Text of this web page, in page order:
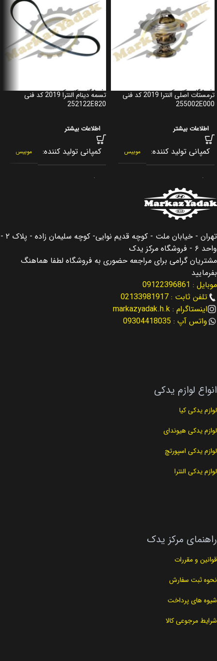
ترمستات اصلی النترا 2019 کد فنی
255002E000
اطلاعات بیشتر
کمپانی تولید کننده موبیس
برند
کشور سازنده کره جنوبی
اصالت کالا اصلی
مناسب برای النترا Elantra
مناسب برای سال 2019
نوع لوازم لوازم موتوری
تسمه دینام النترا 2019 کد فنی
252122E820
اطلاعات بیشتر
کمپانی تولید کننده موبیس
برند
اصالت کالا اصلی
مناسب برای
تهران - خیابان ملت - کوچه قدیم نوایی- کوچه سلیمان زاده - پلاک ۲ -
واحد ۶ - فروشگاه مرکز یدک
مشتریان گرامی برای مراجعه حضوری به فروشگاه لطفا هماهنگ
بفرمایید
موبایل : 09122396861
تلفن ثابت : 02133981917
اینستاگرام : markazyadak.h.k
واتس آپ : 09304418035
انواع لوازم یدکی
لوازم یدکی کیا
لوازم یدکی هیوندای
لوازم یدکی اسپورتچ
لوازم یدکی النترا
راهنمای مرکز یدک
قوانین و مقررات
نحوه ثبت سفارش
شیوه های پرداخت
شرایط مرجوعی کالا